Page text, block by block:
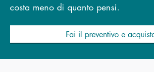
costa meno di quanto pensi.
Fai il preventivo e